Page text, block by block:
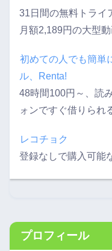
31日間の無料トライ
月額2,189円の大型
初めての人でも簡単
ル、Renta!
48時間100円～、読
ォンですぐ借りられ
レコチョク
登録なしで購入可能
プロフィール